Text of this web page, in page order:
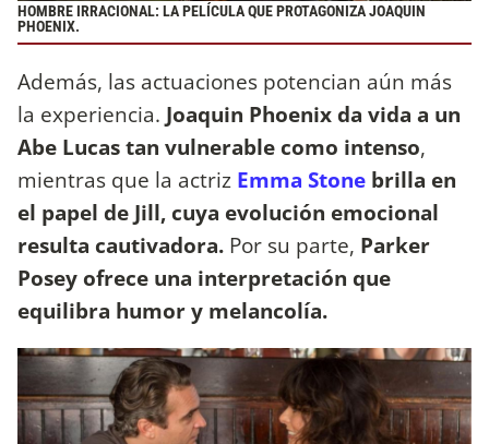
HOMBRE IRRACIONAL: LA PELÍCULA QUE PROTAGONIZA JOAQUIN
PHOENIX.
Además, las actuaciones potencian aún más
la experiencia. Joaquin Phoenix da vida a un
Abe Lucas tan vulnerable como intenso,
mientras que la actriz Emma Stone brilla en
el papel de Jill, cuya evolución emocional
resulta cautivadora. Por su parte, Parker
Posey ofrece una interpretación que
equilibra humor y melancolía.